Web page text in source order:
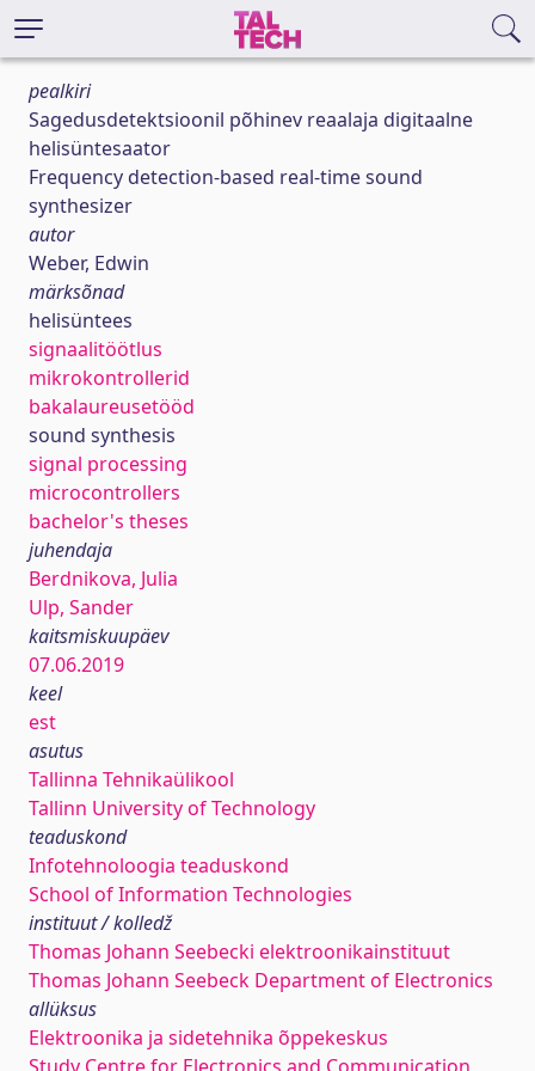
pealkiri
Sagedusdetektsioonil põhinev reaalaja digitaalne
helisüntesaator
Frequency detection-based real-time sound
synthesizer
autor
Weber, Edwin
märksõnad
helisüntees
signaalitöötlus
mikrokontrollerid
bakalaureusetööd
sound synthesis
signal processing
microcontrollers
bachelor's theses
juhendaja
Berdnikova, Julia
Ulp, Sander
kaitsmiskuupäev
07.06.2019
keel
est
asutus
Tallinna Tehnikaülikool
Tallinn University of Technology
teaduskond
Infotehnoloogia teaduskond
School of Information Technologies
instituut / kolledž
Thomas Johann Seebecki elektroonikainstituut
Thomas Johann Seebeck Department of Electronics
allüksus
Elektroonika ja sidetehnika õppekeskus